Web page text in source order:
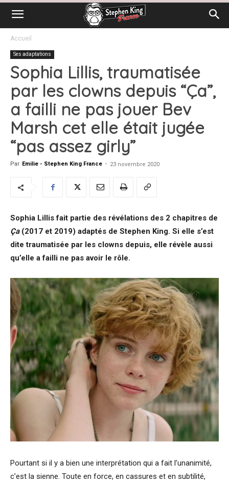
Accueil
Ses adaptations
Sophia Lillis, traumatisée
par les clowns depuis “Ça”,
a failli ne pas jouer Bev
Marsh cet elle était jugée
“pas assez girly”
Par Emilie - Stephen King France - 23 novembre 2020
Sophia Lillis fait partie des révélations des 2 chapitres de
Ça(2017 et 2019) adaptés de Stephen King. Si elle s’est
dite traumatisée par les clowns depuis, elle révèle aussi
qu’elle a failli ne pas avoir le rôle.
Pourtant si il y a bien une interprétation qui a fait l’unanimité,
c’est la sienne. Toute en force, en cassures et en subtilité,